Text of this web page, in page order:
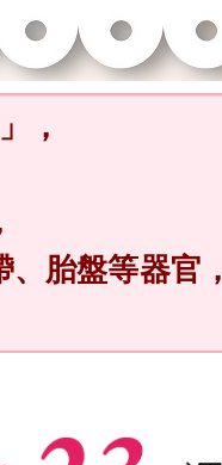
，
胎盤等器官，